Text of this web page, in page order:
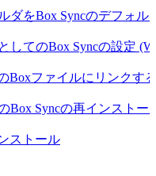
ダをBox Syncのデフォ
してのBox Syncの設定
Boxファイルにリンクす
Box Syncの再インストー
ストール